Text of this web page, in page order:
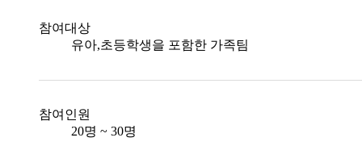
참여대상
유아,초등학생을 포함한 가족팀
참여인원
20명 ~ 30명